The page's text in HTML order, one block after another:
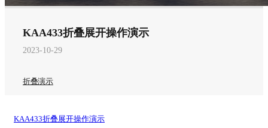
KAA433折叠展开操作演示
2023-10-29
折叠演示
KAA433折叠展开操作演示